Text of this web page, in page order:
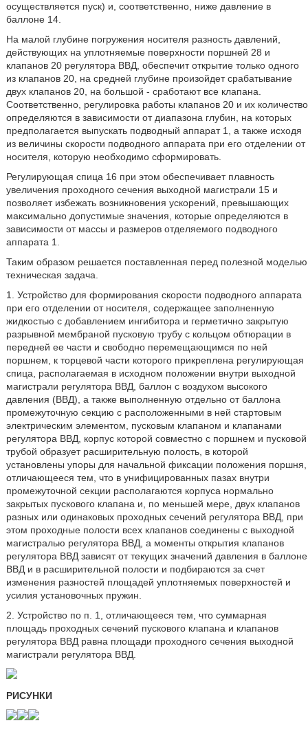
осуществляется пуск) и, соответственно, ниже давление в
баллоне 14.
На малой глубине погружения носителя разность давлений,
действующих на уплотняемые поверхности поршней 28 и
клапанов 20 регулятора ВВД, обеспечит открытие только одного
из клапанов 20, на средней глубине произойдет срабатывание
двух клапанов 20, на большой - сработают все клапана.
Соответственно, регулировка работы клапанов 20 и их количество
определяются в зависимости от диапазона глубин, на которых
предполагается выпускать подводный аппарат 1, а также исходя
из величины скорости подводного аппарата при его отделении от
носителя, которую необходимо сформировать.
Регулирующая спица 16 при этом обеспечивает плавность
увеличения проходного сечения выходной магистрали 15 и
позволяет избежать возникновения ускорений, превышающих
максимально допустимые значения, которые определяются в
зависимости от массы и размеров отделяемого подводного
аппарата 1.
Таким образом решается поставленная перед полезной моделью
техническая задача.
1. Устройство для формирования скорости подводного аппарата
при его отделении от носителя, содержащее заполненную
жидкостью с добавлением ингибитора и герметично закрытую
разрывной мембраной пусковую трубу с кольцом обтюрации в
передней ее части и свободно перемещающимся по ней
поршнем, к торцевой части которого прикреплена регулирующая
спица, располагаемая в исходном положении внутри выходной
магистрали регулятора ВВД, баллон с воздухом высокого
давления (ВВД), а также выполненную отдельно от баллона
промежуточную секцию с расположенными в ней стартовым
электрическим элементом, пусковым клапаном и клапанами
регулятора ВВД, корпус которой совместно с поршнем и пусковой
трубой образует расширительную полость, в которой
установлены упоры для начальной фиксации положения поршня,
отличающееся тем, что в унифицированных пазах внутри
промежуточной секции располагаются корпуса нормально
закрытых пускового клапана и, по меньшей мере, двух клапанов
разных или одинаковых проходных сечений регулятора ВВД, при
этом проходные полости всех клапанов соединены с выходной
магистралью регулятора ВВД, а моменты открытия клапанов
регулятора ВВД зависят от текущих значений давления в баллоне
ВВД и в расширительной полости и подбираются за счет
изменения разностей площадей уплотняемых поверхностей и
усилия установочных пружин.
2. Устройство по п. 1, отличающееся тем, что суммарная
площадь проходных сечений пускового клапана и клапанов
регулятора ВВД равна площади проходного сечения выходной
магистрали регулятора ВВД.
РИСУНКИ